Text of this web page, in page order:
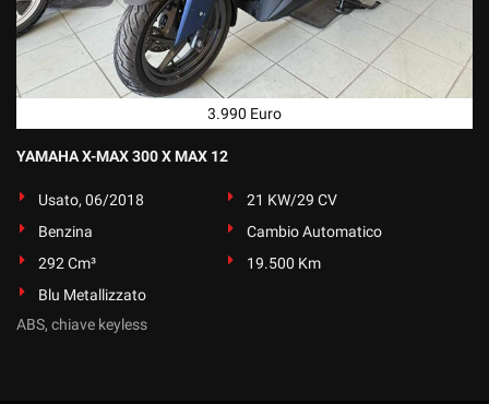
3.990 Euro
YAMAHA X-MAX 300 X MAX 12
Usato, 06/2018
21 KW/29 CV
Benzina
Cambio Automatico
292 Cm³
19.500 Km
Blu Metallizzato
ABS, chiave keyless